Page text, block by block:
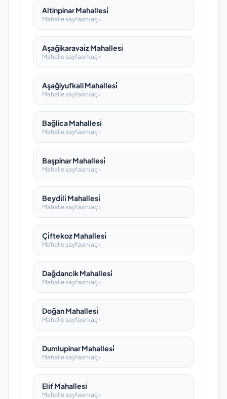
Altinpinar Mahallesi̇
Mahalle sayfasını aç ›
Aşağikaravai̇z Mahallesi̇
Mahalle sayfasını aç ›
Aşağiyufkali Mahallesi̇
Mahalle sayfasını aç ›
Bağlica Mahallesi̇
Mahalle sayfasını aç ›
Başpinar Mahallesi̇
Mahalle sayfasını aç ›
Beydi̇li̇ Mahallesi̇
Mahalle sayfasını aç ›
Çi̇ftekoz Mahallesi̇
Mahalle sayfasını aç ›
Dağdancik Mahallesi̇
Mahalle sayfasını aç ›
Doğan Mahallesi̇
Mahalle sayfasını aç ›
Dumlupinar Mahallesi̇
Mahalle sayfasını aç ›
Eli̇f Mahallesi̇
Mahalle sayfasını aç ›